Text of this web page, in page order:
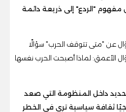
مفهوم "الردع" إلى ذريعة دائمة
عن "متى تتوقف الحرب" سؤالًا
الأعمق: لماذا أصبحت الحرب نفسها
داخل المنظومة التي صعد
ثقافة سياسية ترى في الخطر